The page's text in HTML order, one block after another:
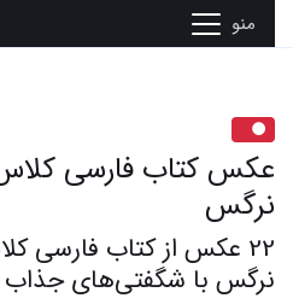
منو
عکس کتاب فارسی
نرگس
22 عکس از کتاب
نرگس با شگفتی‌های جذاب